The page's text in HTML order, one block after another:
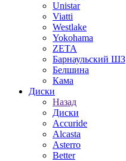
Unistar
Viatti
Westlake
Yokohama
ZETA
Барнаульский ШЗ
Белшина
Кама
Диски
Назад
Диски
Accuride
Alcasta
Asterro
Better